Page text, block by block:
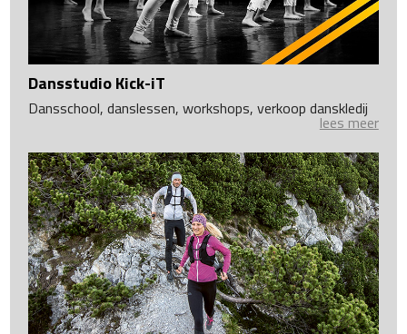
Dansstudio Kick-iT
Dansschool, danslessen, workshops, verkoop danskledij
lees meer